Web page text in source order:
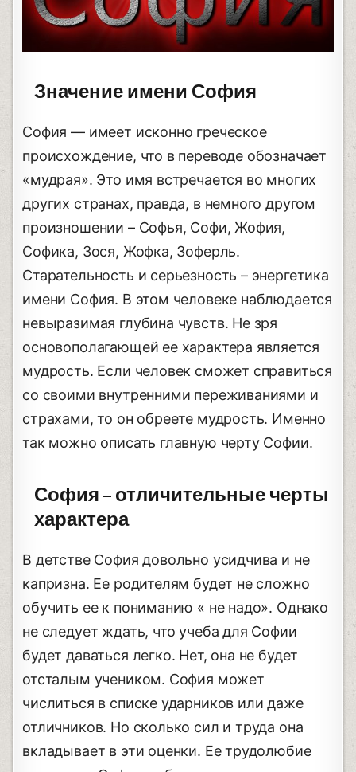
Значение имени София
София — имеет исконно греческое
происхождение, что в переводе обозначает
«мудрая». Это имя встречается во многих
других странах, правда, в немного другом
произношении – Софья, Софи, Жофия,
Софика, Зося, Жофка, Зоферль.
Старательность и серьезность – энергетика
имени София. В этом человеке наблюдается
невыразимая глубина чувств. Не зря
основополагающей ее характера является
мудрость. Если человек сможет справиться
со своими внутренними переживаниями и
страхами, то он обреете мудрость. Именно
так можно описать главную черту Софии.
София – отличительные черты
характера
В детстве София довольно усидчива и не
капризна. Ее родителям будет не сложно
обучить ее к пониманию « не надо». Однако
не следует ждать, что учеба для Софии
будет даваться легко. Нет, она не будет
отсталым учеником. София может
числиться в списке ударников или даже
отличников. Но сколько сил и труда она
вкладывает в эти оценки. Ее трудолюбие